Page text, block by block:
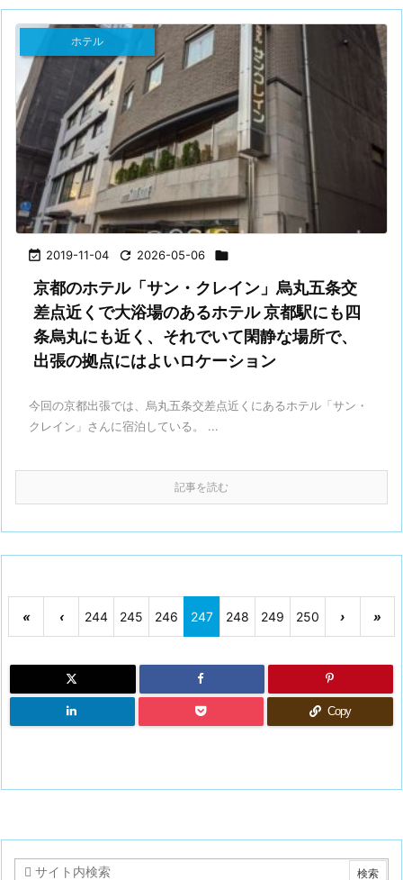
 2019-11-04  2026-05-06 
ホテル
京都のホテル「サン・クレイン」烏丸五条交
差点近くで大浴場のあるホテル 京都駅にも四
条烏丸にも近く、それでいて閑静な場所で、
出張の拠点にはよいロケーション
今回の京都出張では、烏丸五条交差点近くにあるホテル「サン・
クレイン」さんに宿泊している。 ...
記事を読む
« ‹ 244 245 246 247 248 249 250 › »
Copy